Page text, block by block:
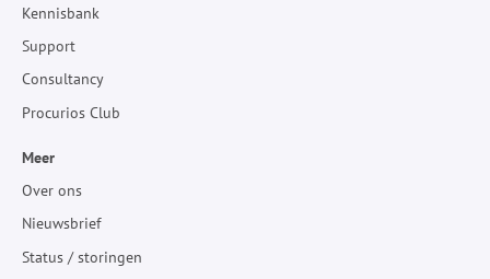
Kennisbank
Support
Consultancy
Procurios Club
Meer
Over ons
Nieuwsbrief
Status / storingen